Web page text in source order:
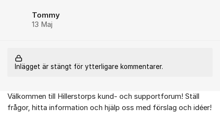
Tommy
13 Maj
Inlägget är stängt för ytterligare kommentarer.
Om forumet
Välkommen till Hillerstorps kund- och supportforum! Ställ
frågor, hitta information och hjälp oss med förslag och idéer!